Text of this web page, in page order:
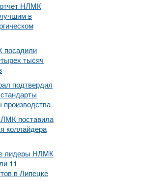
НЛМК
в
тысяч
подтвердил
производства
поставила
коллайдера
лидеры НЛМК
11
в Липецке